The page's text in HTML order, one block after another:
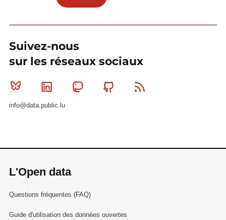
Suivez-nous
sur les réseaux sociaux
Bluesky Linkedin MastodonGithub
info@data.public.lu
L'Open data
Questions fréquentes (FAQ)
Guide d'utilisation des données ouvertes